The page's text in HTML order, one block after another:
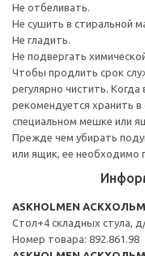
Не отбеливать.
Не сушить в стиральной
Не гладить.
Не подвергать
Чтобы продлить срок
регулярно чистить.
рекомендуется хранить
специальном мешке или
Прежде чем убирать
или ящик, ее необходимо
ASKHOLMEN
Стол+4 складных стула,
Номер товара: 892.861.98